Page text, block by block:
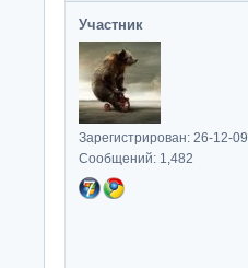
Участник
Зарегистрирован: 26-12-09
Сообщений: 1,482